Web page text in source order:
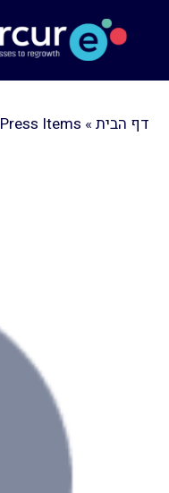
דף הבית »
Press Items